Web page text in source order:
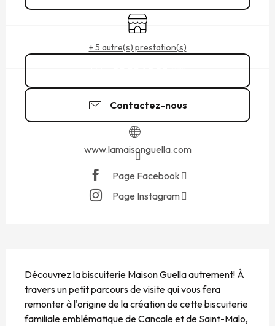
Boutique
+ 5 autre(s) prestation(s)
Contactez-nous
www.lamaisonguella.com
Page Facebook
Page Instagram
Découvrez la biscuiterie Maison Guella autrement! À
travers un petit parcours de visite qui vous fera
remonter à l'origine de la création de cette biscuiterie
familiale emblématique de Cancale et de Saint-Malo,